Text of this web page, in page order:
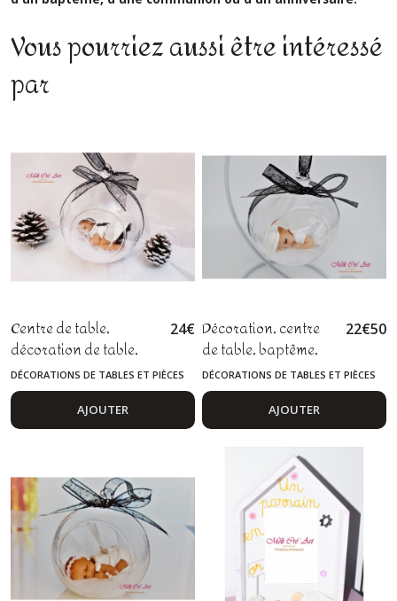
Vous pourriez aussi être intéressé
par
Centre de table,
décoration de table,
cérémonie de baptême,
communion, bébé fimo
24€
DÉCORATIONS DE TABLES ET PIÈCES
MONTÉES
AJOUTER
Décoration, centre
de table, baptême,
communion,
cérémonie, baby
shower, bébé fimo
22€50
DÉCORATIONS DE TABLES ET PIÈCES
MONTÉES
AJOUTER